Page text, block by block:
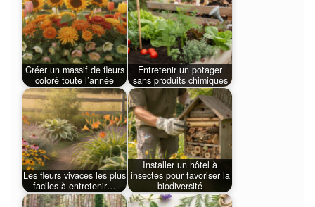
Créer un massif de fleurs
coloré toute l’année
Entretenir un potager
sans produits chimiques
Les fleurs vivaces les plus
faciles à entretenir…
Installer un hôtel à
insectes pour favoriser la
biodiversité